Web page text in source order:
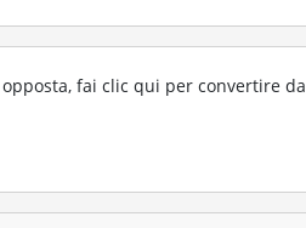
fai clic qui per convertire da